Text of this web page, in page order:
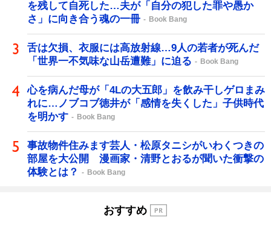
を残して自死した…夫が「自分の犯した罪や愚か
さ」に向き合う魂の一冊
Book Bang
舌は欠損、衣服には高放射線…9人の若者が死んだ
「世界一不気味な山岳遭難」に迫る
Book Bang
心を病んだ母が「4Lの大五郎」を飲み干しゲロまみ
れに…ノブコブ徳井が「感情を失くした」子供時代
を明かす
Book Bang
事故物件住みます芸人・松原タニシがいわくつきの
部屋を大公開 漫画家・清野とおるが聞いた衝撃の
体験とは？
Book Bang
おすすめ